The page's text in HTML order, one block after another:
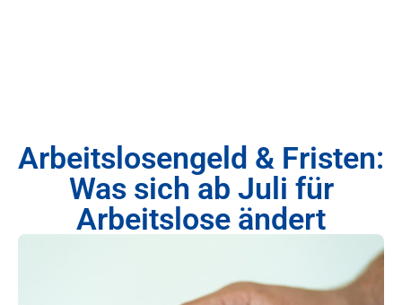
Arbeitslosengeld & Fristen:
Was sich ab Juli für
Arbeitslose ändert